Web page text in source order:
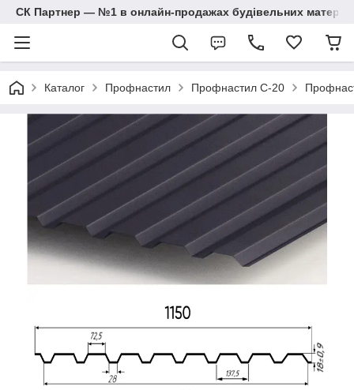
СК Партнер — №1 в онлайн-продажах будівельних
Каталог Профнастил Профнастил С-20